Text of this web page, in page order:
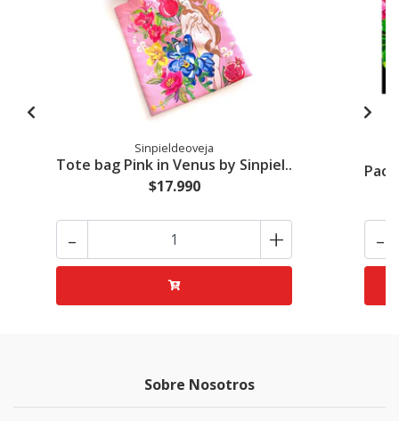
Sinpieldeoveja
Tote bag Pink in Venus by Sinpiel..
$17.990
- + -
Sobre Nosotros